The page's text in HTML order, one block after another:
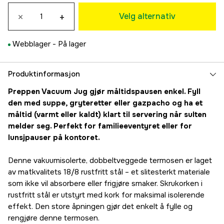
× + Velg alternativ
Webblager - På lager
Produktinformasjon
Preppen Vacuum Jug gjør måltidspausen enkel. Fyll
den med suppe, gryteretter eller gazpacho og ha et
måltid (varmt eller kaldt) klart til servering når sulten
melder seg. Perfekt for familieeventyret eller for
lunsjpauser på kontoret.
Denne vakuumisolerte, dobbeltveggede termosen er laget
av matkvalitets 18/8 rustfritt stål – et slitesterkt materiale
som ikke vil absorbere eller frigjøre smaker. Skrukorken i
rustfritt stål er utstyrt med kork for maksimal isolerende
effekt. Den store åpningen gjør det enkelt å fylle og
rengjøre denne termosen.